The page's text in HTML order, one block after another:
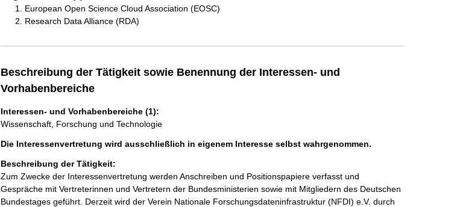
European Open Science Cloud Association (EOSC)
Research Data Alliance (RDA)
Beschreibung der Tätigkeit sowie Benennung der Interessen- und
Vorhabenbereiche
Interessen- und Vorhabenbereiche (1):
Wissenschaft, Forschung und Technologie
Die Interessenvertretung wird ausschließlich in eigenem Interesse selbst wahrgenommen.
Beschreibung der Tätigkeit:
Zum Zwecke der Interessenvertretung werden Anschreiben und Positionspapiere verfasst und
Gespräche mit Vertreterinnen und Vertretern der Bundesministerien sowie mit Mitgliedern des Deutschen
Bundestages geführt. Derzeit wird der Verein Nationale Forschungsdateninfrastruktur (NFDI) e.V. durch